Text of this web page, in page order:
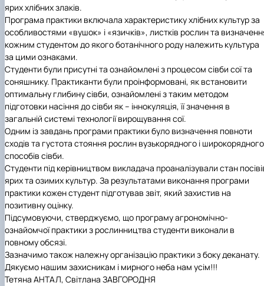
ярих хлібних злаків.
Програма практики включала характеристику хлібних культур за
особливостями «вушок» і «язичків», листків рослин та
кожним студентом до якого ботанічного роду належить культура
за цими ознаками.
Студенти були присутні та ознайомлені з процесом сівби сої та
соняшнику. Практиканти були проінформовані, як встановити
оптимальну глибину сівби, ознайомлені з таким методом
підготовки насіння до сівби як – іннокуляція, її значення в
загальній системі технології вирощування сої.
Одним із завдань програми практики було визначення повноти
сходів та густота стояння рослин вузькорядного і широкорядного
способів сівби.
Студенти під керівництвом викладача проаналізували стан
ярих та озимих культур. За результатами виконання програми
практики кожен студент підготував звіт, який захистив на
позитивну оцінку.
Підсумовуючи, стверджуємо, що програму агрономічно-
ознайомчої практики з рослинництва студенти виконали в
повному обсязі.
Зазначимо також належну організацію практики з боку деканату.
Дякуємо нашим захисникам і мирного неба нам усім!!!
Тетяна АНТАЛ, Світлана ЗАВГОРОДНЯ